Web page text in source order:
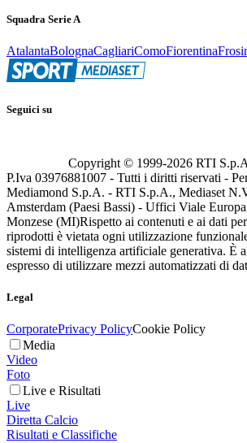
Squadra Serie A
AtalantaBolognaCagliariComoFiorentina
Seguici su
Copyright © 1999-2026 RTI
P.Iva 03976881007 - Tutti i diritti riservati -
Mediamond S.p.A. - RTI S.p.A., Mediaset
Amsterdam (Paesi Bassi) - Uffici Viale
Monzese (MI)Rispetto ai contenuti e ai dati
riprodotti è vietata ogni utilizzazione
sistemi di intelligenza artificiale generativa. È
espresso di utilizzare mezzi automatizzati di
Legal
CorporatePrivacy PolicyCookie Policy
Media
Video
Foto
Live e Risultati
Live
Diretta Calcio
Risultati e Classifiche